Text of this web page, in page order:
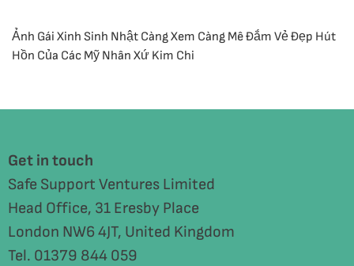
Ảnh Gái Xinh Sinh Nhật Càng Xem Càng Mê Đắm Vẻ Đẹp Hút
Hồn Của Các Mỹ Nhân Xứ Kim Chi
Get in touch
Safe Support Ventures Limited
Head Office, 31 Eresby Place
London NW6 4JT, United Kingdom
Tel. 01379 844 059